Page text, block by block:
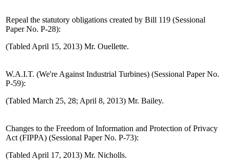
Repeal the statutory obligations created by Bill 119 (Sessional
Paper No. P-28):
(Tabled April 15, 2013) Mr. Ouellette.
W.A.I.T. (We're Against Industrial Turbines) (Sessional Paper No.
P-59):
(Tabled March 25, 28; April 8, 2013) Mr. Bailey.
Changes to the Freedom of Information and Protection of Privacy
Act (FIPPA) (Sessional Paper No. P-73):
(Tabled April 17, 2013) Mr. Nicholls.